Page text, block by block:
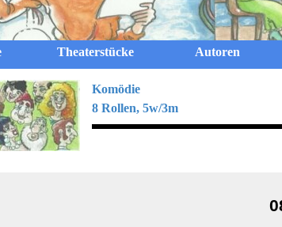
Theaterstücke Autoren
Komödie
8 Rollen, 5w/3m